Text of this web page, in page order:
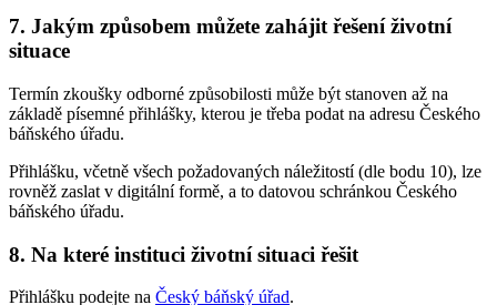
7. Jakým způsobem můžete zahájit řešení životní
situace
Termín zkoušky odborné způsobilosti může být stanoven až na
základě písemné přihlášky, kterou je třeba podat na adresu Českého
báňského úřadu.
Přihlášku, včetně všech požadovaných náležitostí (dle bodu 10), lze
rovněž zaslat v digitální formě, a to datovou schránkou Českého
báňského úřadu.
8. Na které instituci životní situaci řešit
Přihlášku podejte na Český báňský úřad.